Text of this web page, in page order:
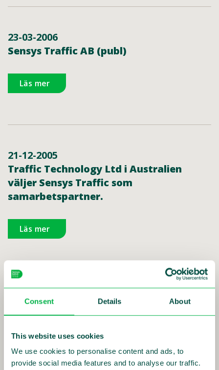
Consent Details About
This website uses cookies
We use cookies to personalise content and ads, to
provide social media features and to analyse our traffic.
23-03-2006
Sensys Traffic AB (publ)
Läs mer
21-12-2005
Traffic Technology Ltd i Australien
väljer Sensys Traffic som
samarbetspartner.
Läs mer
01-12-2005
Sensys Traffic får ny order till Dubai